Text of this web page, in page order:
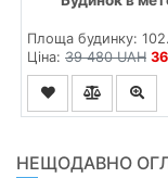
Площа будинку:
Ціна: 39 480 UAH
НЕЩОДАВНО